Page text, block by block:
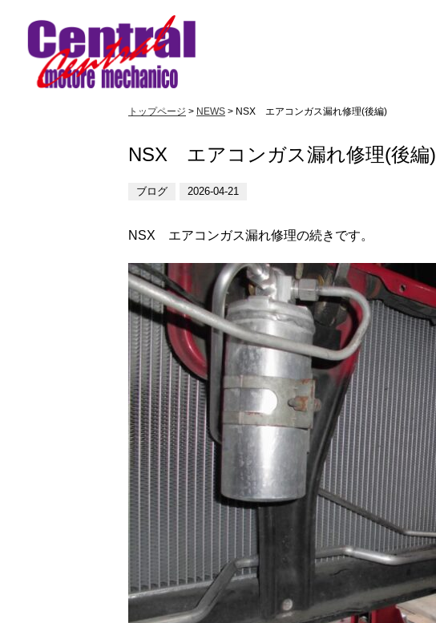
トップページ > NEWS > NSX エアコンガス漏れ修理(後編)
NSX エアコンガス漏れ修理(後編)
ブログ 2026-04-21
NSX エアコンガス漏れ修理の続きです。